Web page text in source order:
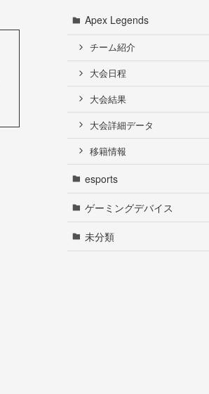
Apex Legends
チーム紹介
大会日程
大会結果
大会詳細データ
移籍情報
esports
ゲーミングデバイス
未分類